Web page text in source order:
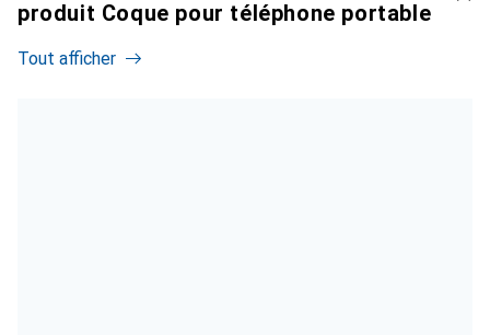
produit Coque pour téléphone portable
Tout afficher